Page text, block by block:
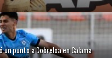
un punto a Cobreloa en Calama